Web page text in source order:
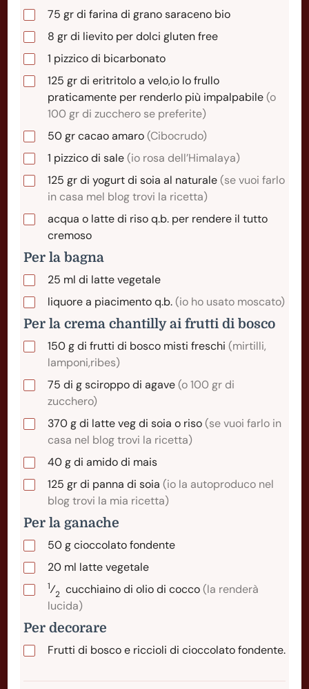
75 grdi farina di grano saraceno bio
8 grdi lievito per dolci gluten free
1 pizzicodi bicarbonato
125 grdi eritritolo a velo,io lo frullo
praticamente per renderlo più impalpabile(o
100 gr di zucchero se preferite)
50grcacao amaro(Cibocrudo)
1 pizzicodi sale(io rosa dell’Himalaya)
125 grdi yogurt di soia al naturale(se vuoi farlo
in casa mel blog trovi la ricetta)
acqua o latte di riso q.b. per rendere il tutto
cremoso
Per la bagna
25 ml di latte vegetale
liquore a piacimento q.b.(io ho usato moscato)
Per la crema chantilly ai frutti di bosco
150gdi frutti di bosco misti freschi (mirtilli,
lamponi,ribes)
75 di g sciroppo di agave(o 100 gr di
zucchero)
370gdi latte veg di soia o riso(se vuoi farlo in
casa nel blog trovi la ricetta)
40gdi amido di mais
125 grdi panna di soia (io la autoproduco nel
blog trovi la mia ricetta)
Per la ganache
50gcioccolato fondente
20 ml latte vegetale
1⁄2 cucchiainodi olio di cocco(la renderà
lucida)
Per decorare
Frutti di bosco e riccioli di cioccolato fondente.